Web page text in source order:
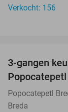
Verkocht: 156
3-gangen
Popocatepetl
Breda